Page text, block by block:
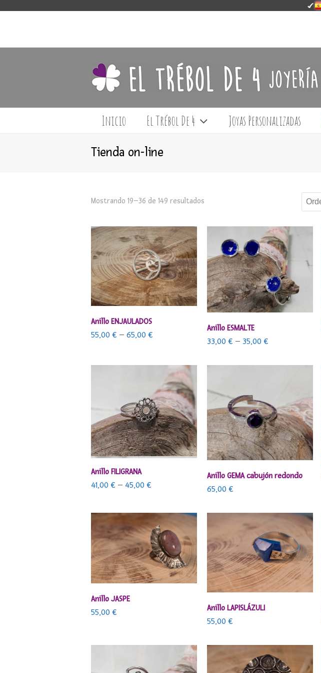
Inicio El Trébol De 4 Joyas Personalizadas
Tienda on-line
Mostrando 19–36 de 149 resultados
SELECCIONAR OPCIONES
Anillo ENJAULADOS
55,00 € – 65,00 €
SELECCIONAR OPCIONES
Anillo ESMALTE
33,00€ – 35,00€
SELECCIONAR OPCIONES
Anillo FILIGRANA
41,00 € – 45,00 €
AÑADIR AL CARRITO
Anillo GEMA cabujón redondo
65,00€
AÑADIR AL CARRITO
Anillo JASPE
55,00 €
AÑADIR AL CARRITO
Anillo LAPISLÁZULI
55,00€